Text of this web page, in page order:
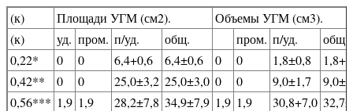
(к) Площади УГМ (см2).
Объемы УГМ (см3).
(к)
уд. пром. п/уд. общ. пром. п/уд.
общ.
0,22*
0 0 6,4+0,6 6,4±0,6 0 0 1,8±0,8
0,42**
0 0 25,0±3,2 25,0±3,0 0 0 9,0±1,7
0,56*** 1,9 1,9 28,2±7,8 34,9±7,9 1,9 1,9 30,8+7,0